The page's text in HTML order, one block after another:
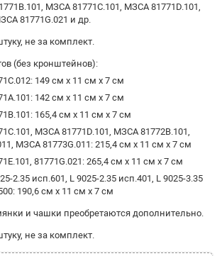
МЗСА 81771С.101, МЗСА 81771D.101,
81771G.021 и др.
не за комплект.
(без кронштейнов):
149 см х 11 см х 7 см
142 см х 11 см х 7 см
165,4 см х 11 см х 7 см
МЗСА 81771D.101, МЗСА 81772В.101,
МЗСА 81773G.011: 215,4 см х 11 см х 7 см
81771G.021: 265,4 см х 11 см х 7 см
2.35 исп.601, L 9025-2.35 исп.401, L 9025-3.35
190,6 см х 11 см х 7 см
и чашки преобретаются дополнительно.
не за комплект.